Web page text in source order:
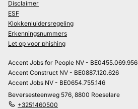
Disclaimer
ESF
Klokkenluidersregeling
Erkenningsnummers
Let op voor phishing
Accent Jobs for People NV - BE0455.069.956
Accent Construct NV - BE0887.120.626
Accent Jobs NV - BE0654.755.146
Beversesteenweg 576, 8800 Roeselare
+3251460500